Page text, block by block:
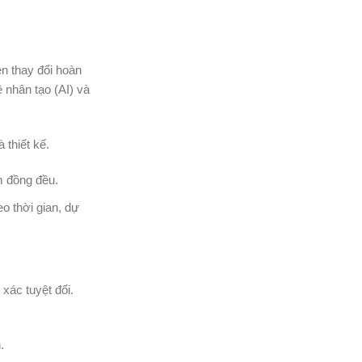
thay đổi hoàn
nhân tạo (AI) và
thiết kế.
đồng đều.
thời gian, dự
tuyệt đối.